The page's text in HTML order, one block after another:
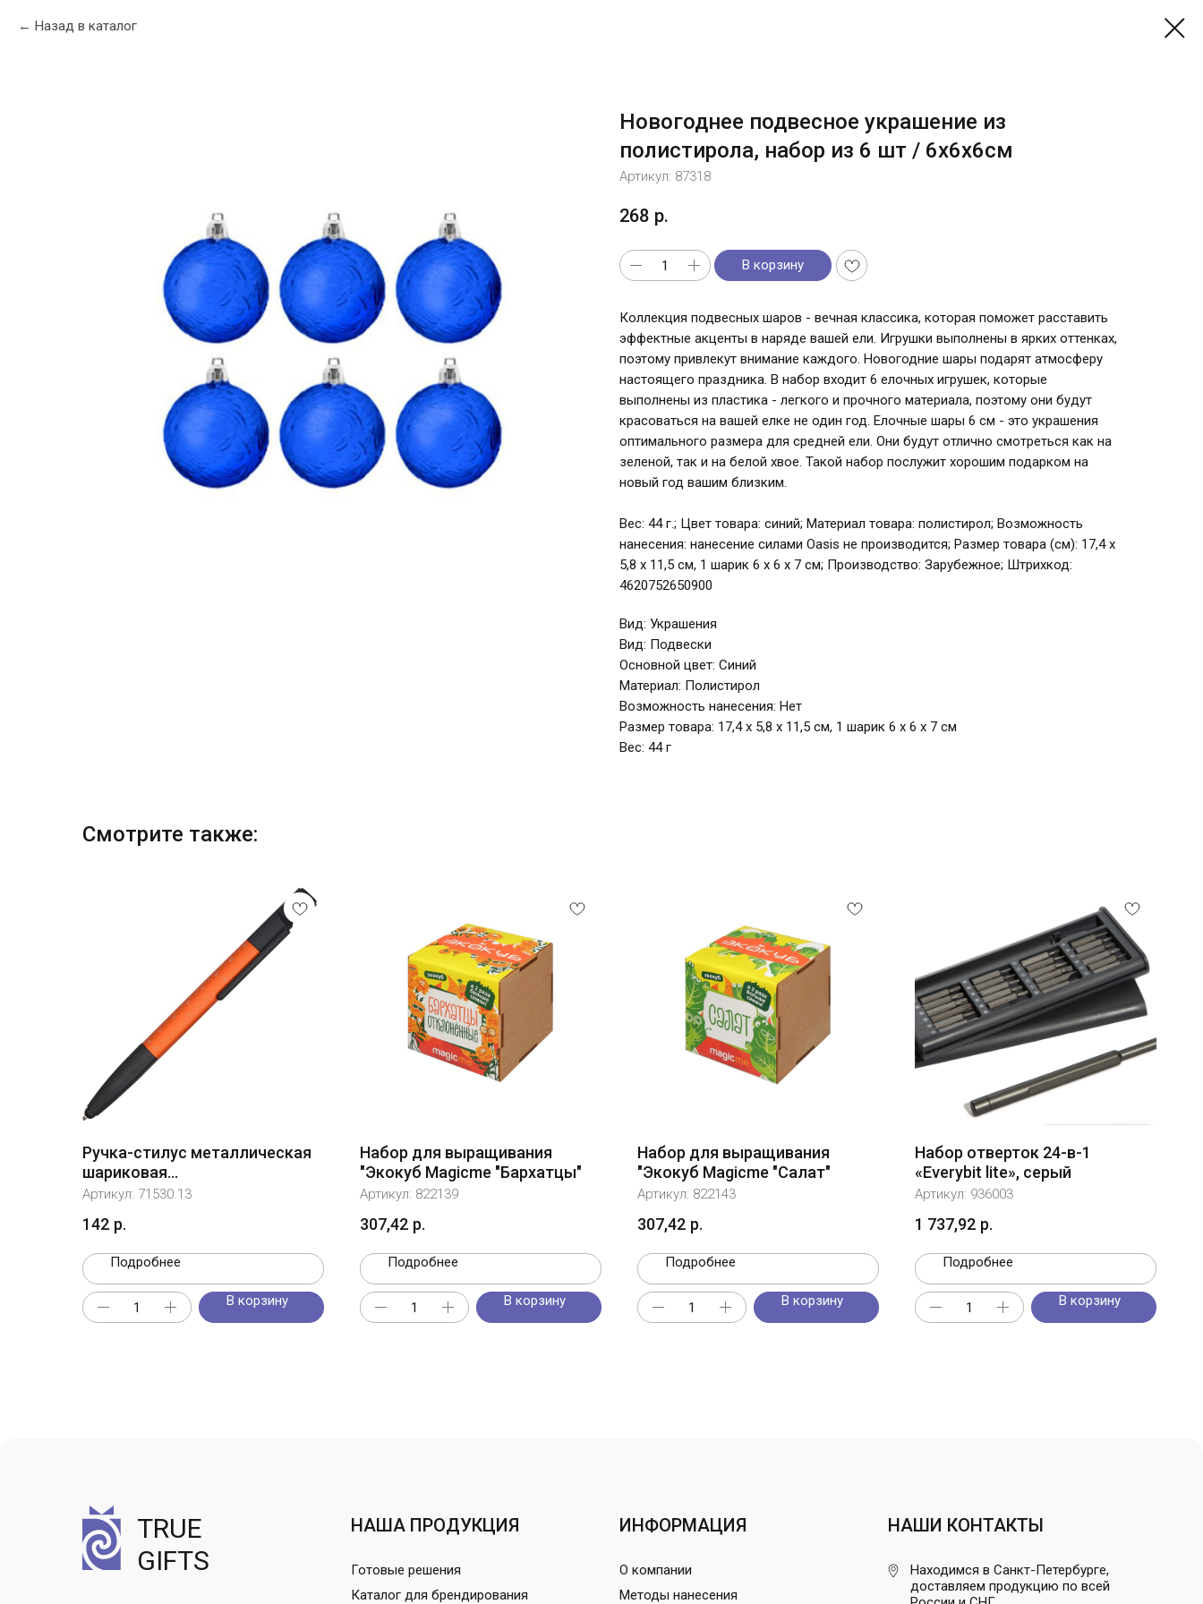
Назад в каталог
Новогоднее подвесное украшение из
полистирола, набор из 6 шт / 6х6х6см
Артикул: 87318
268 р.
В корзину
Коллекция подвесных шаров - вечная классика, которая поможет расставить
эффектные акценты в наряде вашей ели. Игрушки выполнены в ярких оттенках,
поэтому привлекут внимание каждого. Новогодние шары подарят атмосферу
настоящего праздника. В набор входит 6 елочных игрушек, которые
выполнены из пластика - легкого и прочного материала, поэтому они будут
красоваться на вашей елке не один год. Елочные шары 6 см - это украшения
оптимального размера для средней ели. Они будут отлично смотреться как на
зеленой, так и на белой хвое. Такой набор послужит хорошим подарком на
новый год вашим близким.
Вес: 44 г.; Цвет товара: синий; Материал товара: полистирол; Возможность
нанесения: нанесение силами Oasis не производится; Размер товара (см): 17,4 х
5,8 х 11,5 см, 1 шарик 6 х 6 х 7 см; Производство: Зарубежное; Штрихкод:
4620752650900
Вид: Украшения
Вид: Подвески
Основной цвет: Синий
Материал: Полистирол
Возможность нанесения: Нет
Размер товара: 17,4 х 5,8 х 11,5 см, 1 шарик 6 х 6 х 7 см
Вес: 44 г
Смотрите также:
Ручка-стилус металлическая
шариковая
многофункциональная (6
Артикул: 71530.13
142 р.
Подробнее
В корзину
Набор для выращивания
"Экокуб Magicme "Бархатцы"
Артикул: 822139
307,42 р.
Подробнее
В корзину
Набор для выращивания
"Экокуб Magicme "Салат"
Артикул: 822143
307,42 р.
Подробнее
В корзину
Набор отверток 24-в-1
«Everybit lite», серый
Артикул: 936003
1 737,92 р.
Подробнее
В корзину
TRUE
GIFTS
НАША ПРОДУКЦИЯ
Готовые решения
Каталог для брендирования
ИНФОРМАЦИЯ
О компании
Методы нанесения
НАШИ КОНТАКТЫ
Находимся в Санкт-Петербурге,
доставляем продукцию по всей